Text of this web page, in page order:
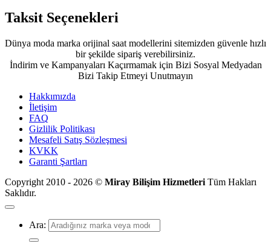
Taksit Seçenekleri
Dünya moda marka orijinal saat modellerini sitemizden güvenle hızlı
bir şekilde sipariş verebilirsiniz.
İndirim ve Kampanyaları Kaçırmamak için Bizi Sosyal Medyadan
Bizi Takip Etmeyi Unutmayın
Hakkımızda
İletişim
FAQ
Gizlilik Politikası
Mesafeli Satış Sözleşmesi
KVKK
Garanti Şartları
Copyright 2010 - 2026 © Miray Bilişim Hizmetleri Tüm Hakları
Saklıdır.
Ara: